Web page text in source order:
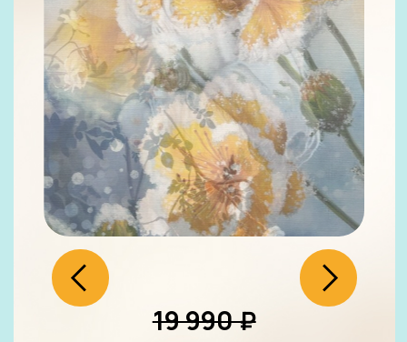
19 990 ₽
14 990 ₽
Оставить заявку